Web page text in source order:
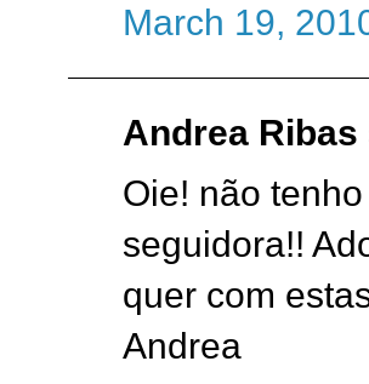
March 19,
Andrea Ribas
Oie! não
seguidora!!
quer com
Andrea